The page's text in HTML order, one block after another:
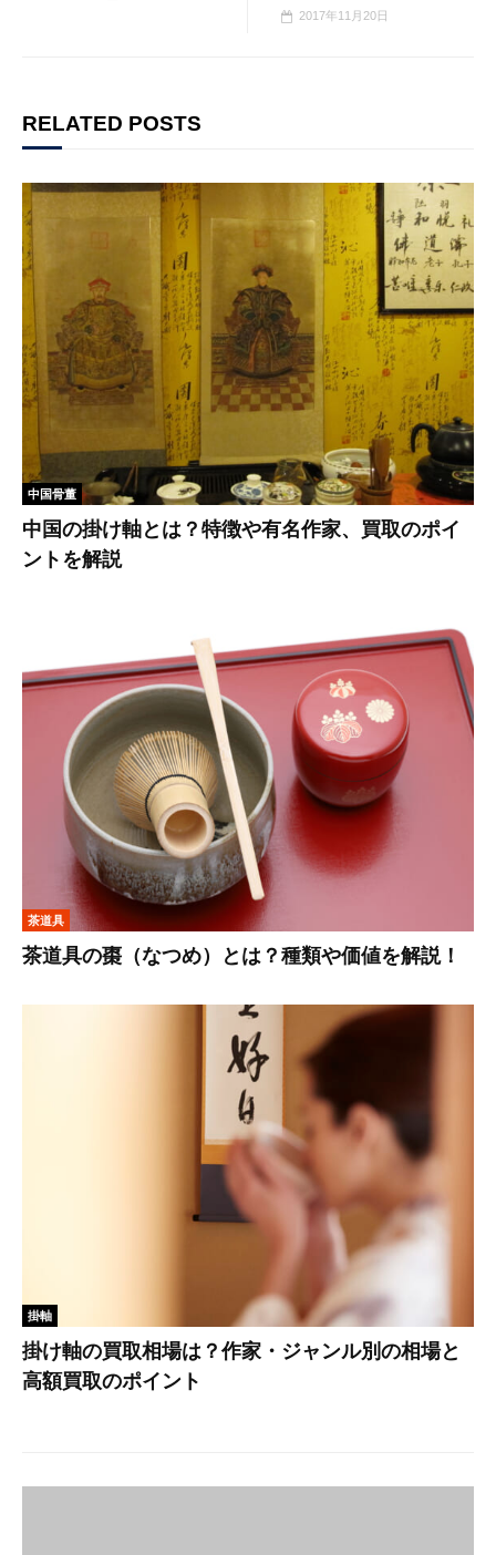
2017年11月20日
RELATED POSTS
中国骨董
中国の掛け軸とは？特徴や有名作家、買取のポイ
ントを解説
茶道具
茶道具の棗（なつめ）とは？種類や価値を解説！
掛軸
掛け軸の買取相場は？作家・ジャンル別の相場と
高額買取のポイント